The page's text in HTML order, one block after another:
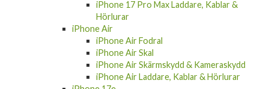
iPhone 17 Pro Max Laddare, Kablar &
Hörlurar
iPhone Air
iPhone Air Fodral
iPhone Air Skal
iPhone Air Skärmskydd & Kameraskydd
iPhone Air Laddare, Kablar & Hörlurar